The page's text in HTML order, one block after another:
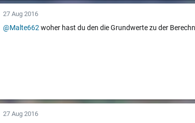
r
t
n
27 Aug 2016
@Malte662 woher hast du den die Grundwerte zu der
27 Aug 2016